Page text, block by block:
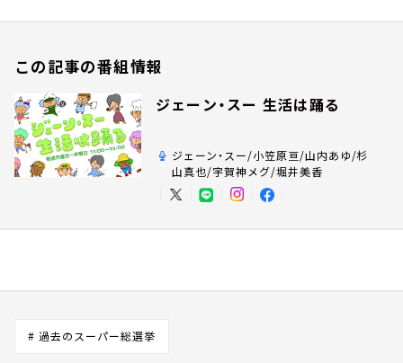
この記事の番組情報
ジェーン・スー 生活は踊る
ジェーン・スー/小笠原亘/山内あゆ/杉
山真也/宇賀神メグ/堀井美香
# 過去のスーパー総選挙